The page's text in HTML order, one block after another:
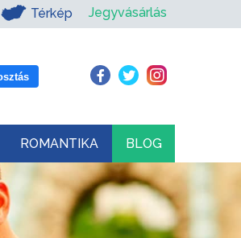
Térkép Jegyvásárlás
ROMANTIKA BLOG